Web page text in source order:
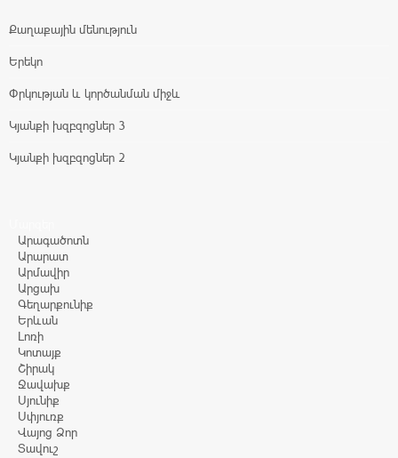
Քաղաքային մենություն
Երեկո
Փրկության և կործանման միջև
Կյանքի խզբզոցներ 3
Կյանքի խզբզոցներ 2
Արագածոտն
Արարատ
Արմավիր
Արցախ
Գեղարքունիք
Երևան
Լոռի
Կոտայք
Շիրակ
Ջավախք
Սյունիք
Սփյուռք
Վայոց Ձոր
Տավուշ